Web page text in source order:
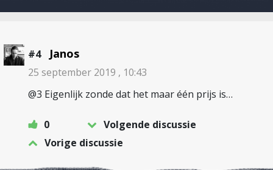
#4 Janos
25 september 2019 , 10:43
@3 Eigenlijk zonde dat het maar één prijs is…
0
Volgende discussie
Vorige discussie